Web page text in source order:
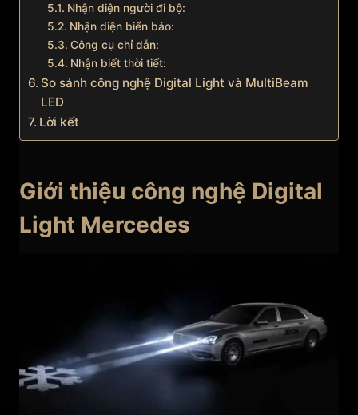
Nhận diện người đi bộ:
Nhận diện biển báo:
Công cụ chỉ dẫn:
Nhận biết thời tiết:
So sánh công nghệ Digital Light và MultiBeam
LED
Lời kết
Giới thiệu công nghệ Digital
Light Mercedes